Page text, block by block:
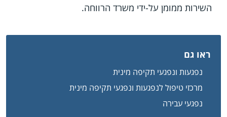
השירות ממומן על-ידי משרד הרווחה.
ראו גם
נפגעות ונפגעי תקיפה מינית
מרכזי טיפול לנפגעות ונפגעי תקיפה מינית
נפגעי עבירה